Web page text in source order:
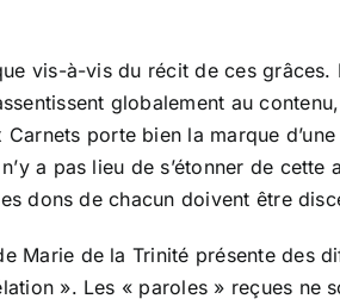
vis-à-vis du récit de ces
globalement au
porte bien la marque
a pas lieu de s’étonner de
dons de chacun doivent être
Marie de la Trinité présente des
». Les « paroles » reçues ne